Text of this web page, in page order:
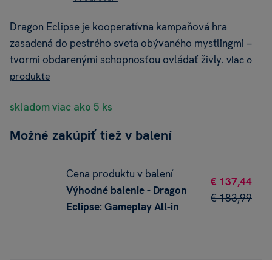
Dragon Eclipse je kooperatívna kampaňová hra
zasadená do pestrého sveta obývaného mystlingmi –
tvormi obdarenými schopnosťou ovládať živly. viac o
produkte
skladom viac ako 5 ks
Možné zakúpiť tiež v balení
Cena produktu v balení
Výhodné balenie - Dragon
Eclipse: Gameplay All-in
€ 183,99
€ 137,44